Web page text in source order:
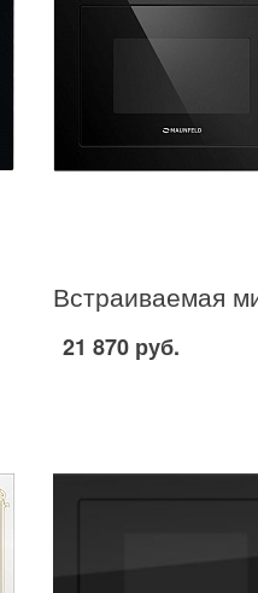
21 870 руб.